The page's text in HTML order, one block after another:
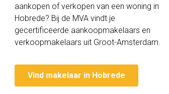
aankopen of verkopen van een woning in
Hobrede? Bij de MVA vindt je
gecertificeerde aankoopmakelaars en
verkoopmakelaars uit Groot-Amsterdam.
Vind makelaar in Hobrede